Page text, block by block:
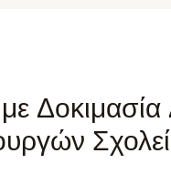
Δοκιμασία